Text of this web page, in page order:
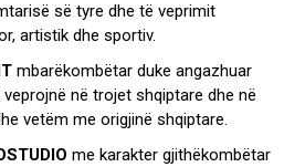
së tyre dhe të veprimit
artistik dhe sportiv.
mbarëkombëtar duke angazhuar
në trojet shqiptare dhe në
vetëm me origjinë shqiptare.
me karakter gjithëkombëtar